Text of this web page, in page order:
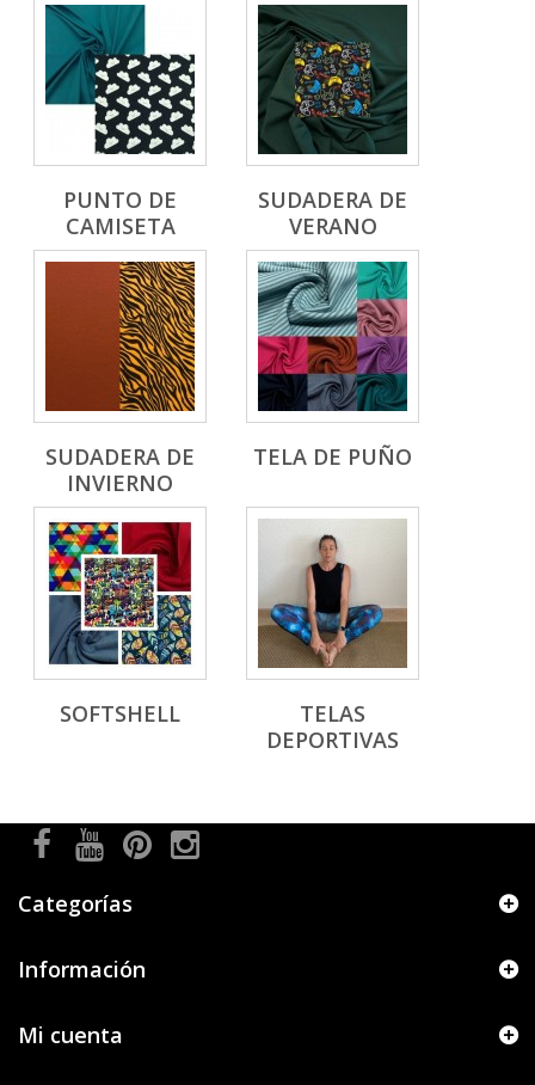
PUNTO DE
CAMISETA
SUDADERA DE
VERANO
SUDADERA DE
INVIERNO
TELA DE PUÑO
SOFTSHELL
TELAS
DEPORTIVAS
Categorías
Información
Mi cuenta